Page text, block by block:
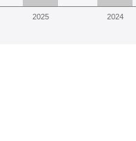
2025 2024